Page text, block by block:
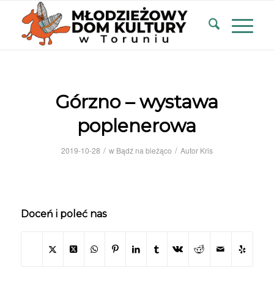
Górzno – wystawa
poplenerowa
2019-10-28 / w Bądź na bieżąco / Autor Kris
Doceń i poleć nas